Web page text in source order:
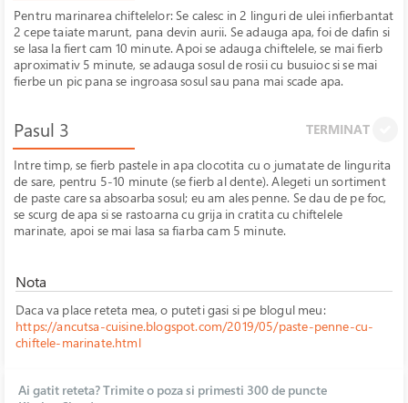
Pentru marinarea chiftelelor: Se calesc in 2 linguri de ulei infierbantat
2 cepe taiate marunt, pana devin aurii. Se adauga apa, foi de dafin si
se lasa la fiert cam 10 minute. Apoi se adauga chiftelele, se mai fierb
aproximativ 5 minute, se adauga sosul de rosii cu busuioc si se mai
fierbe un pic pana se ingroasa sosul sau pana mai scade apa.
Pasul 3 TERMINAT
Intre timp, se fierb pastele in apa clocotita cu o jumatate de lingurita
de sare, pentru 5-10 minute (se fierb al dente). Alegeti un sortiment
de paste care sa absoarba sosul; eu am ales penne. Se dau de pe foc,
se scurg de apa si se rastoarna cu grija in cratita cu chiftelele
marinate, apoi se mai lasa sa fiarba cam 5 minute.
Nota
Daca va place reteta mea, o puteti gasi si pe blogul meu:
https://ancutsa-cuisine.blogspot.com/2019/05/paste-penne-cu-
chiftele-marinate.html
Ai gatit reteta? Trimite o poza si primesti 300 de puncte